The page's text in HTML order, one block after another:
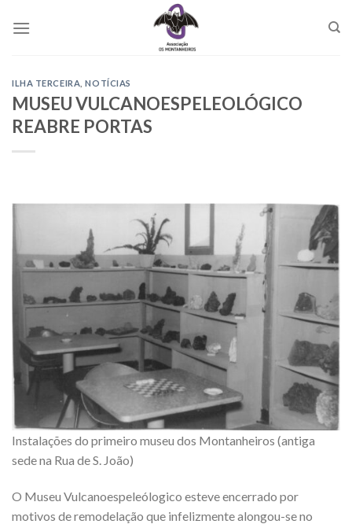
ILHA TERCEIRA ,NOTÍCIAS
MUSEU VULCANOESPELEOLÓGICO
REABRE PORTAS
Instalações do primeiro museu dos Montanheiros (antiga
sede na Rua de S. João)
O Museu Vulcanoespeleólogico esteve encerrado por
motivos de remodelação que infelizmente alongou-se no